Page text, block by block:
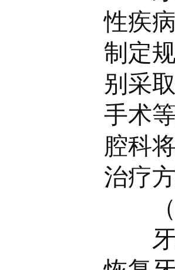
性疾
制定
别采
手术
腔科
治疗方